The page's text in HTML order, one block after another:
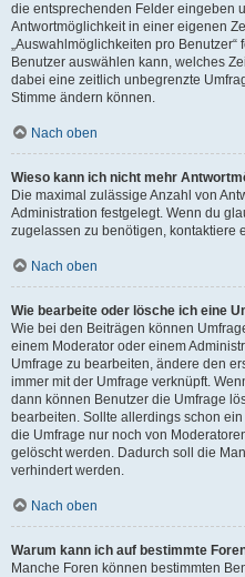
die entsprechenden Felder eingeben
Antwortmöglichkeit in einer eigenen
„Auswahlmöglichkeiten pro
Benutzer auswählen kann, welches
dabei eine zeitlich unbegrenzte
Stimme ändern können.
Nach oben
Wieso kann ich nicht mehr
Die maximal zulässige Anzahl von
Administration festgelegt. Wenn du
zugelassen zu benötigen, kontaktiere
Nach oben
Wie bearbeite oder lösche ich eine
Wie bei den Beiträgen können
einem Moderator oder einem
Umfrage zu bearbeiten, ändere den
immer mit der Umfrage verknüpft.
dann können Benutzer die Umfrage
bearbeiten. Sollte allerdings schon
die Umfrage nur noch von
gelöscht werden. Dadurch soll die
verhindert werden.
Nach oben
Warum kann ich auf bestimmte
Manche Foren können bestimmten